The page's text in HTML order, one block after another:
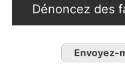
Dénoncez des
Envoyez-